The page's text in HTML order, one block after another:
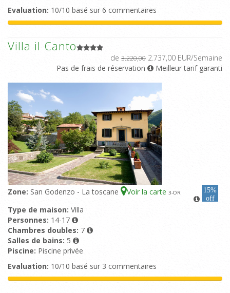
Evaluation: 10/10 basé sur 6 commentaires
Villa il Canto
de 3.220,00 2.737,00 EUR/Semaine
Pas de frais de réservation
Meilleur tarif garanti
Zone: San Godenzo - La toscane Voir la carte 3-OR
15%
off
Type de maison: Villa
Personnes: 14-17
Chambres doubles: 7
Salles de bains: 5
Piscine: Piscine privée
Evaluation: 10/10 basé sur 3 commentaires